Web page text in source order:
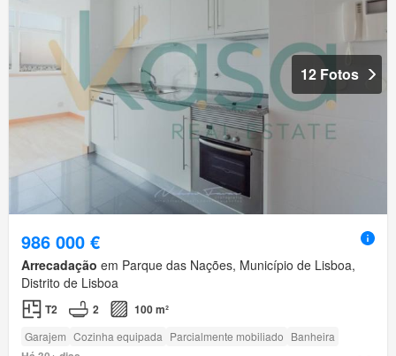
12 Fotos
986 000 €
Arrecadação em Parque das Nações, Município de Lisboa,
Distrito de Lisboa
T2 2 100 m²
Garajem Cozinha equipada Parcialmente mobiliado Banheira